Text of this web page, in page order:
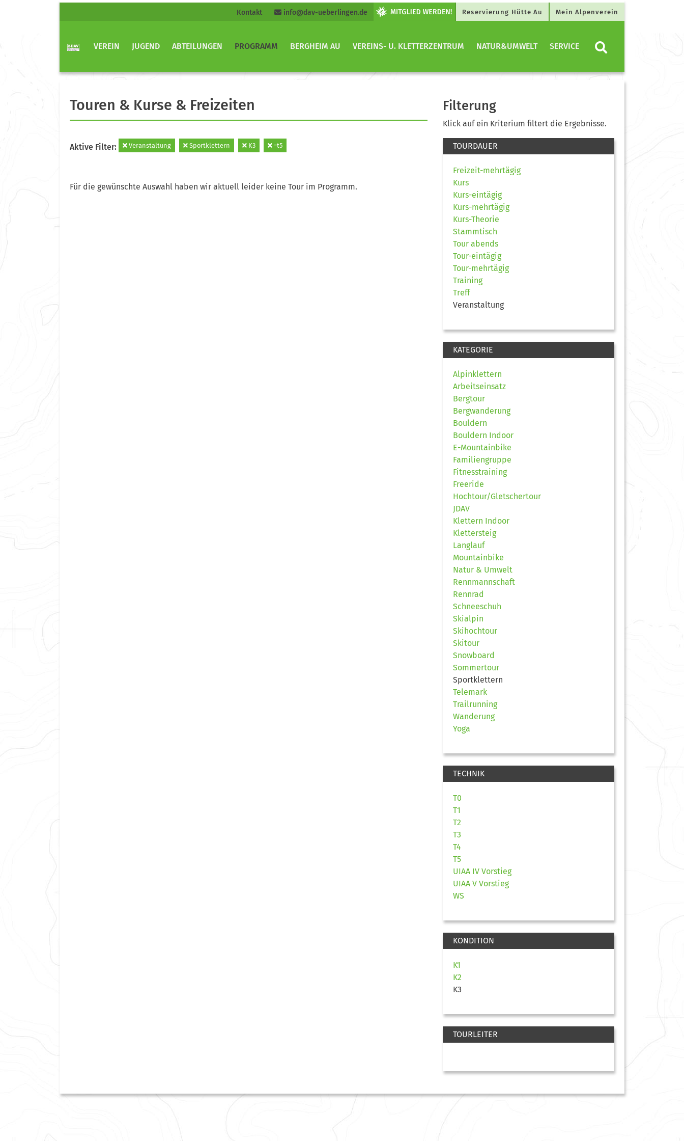
Kontakt info@dav-ueberlingen.de Reservierung Hütte Au Mein Alpenverein
VEREIN JUGEND ABTEILUNGEN PROGRAMM BERGHEIM AU VEREINS- U. KLETTERZENTRUM NATUR&UMWELT SERVICE
Touren & Kurse & Freizeiten
Aktive Filter: Veranstaltung Sportklettern K3 =t5
Für die gewünschte Auswahl haben wir aktuell leider keine Tour im Programm.
Filterung
Klick auf ein Kriterium filtert die Ergebnisse.
TOURDAUER
Freizeit-mehrtägig
Kurs
Kurs-eintägig
Kurs-mehrtägig
Kurs-Theorie
Stammtisch
Tour abends
Tour-eintägig
Tour-mehrtägig
Training
Treff
Veranstaltung
KATEGORIE
Alpinklettern
Arbeitseinsatz
Bergtour
Bergwanderung
Bouldern
Bouldern Indoor
E-Mountainbike
Familiengruppe
Fitnesstraining
Freeride
Hochtour/Gletschertour
JDAV
Klettern Indoor
Klettersteig
Langlauf
Mountainbike
Natur & Umwelt
Rennmannschaft
Rennrad
Schneeschuh
Skialpin
Skihochtour
Skitour
Snowboard
Sommertour
Sportklettern
Telemark
Trailrunning
Wanderung
Yoga
TECHNIK
T0
T1
T2
T3
T4
T5
UIAA IV Vorstieg
UIAA V Vorstieg
WS
KONDITION
K1
K2
K3
TOURLEITER